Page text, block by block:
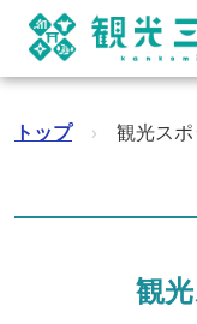
トップ › 観光スポ
観